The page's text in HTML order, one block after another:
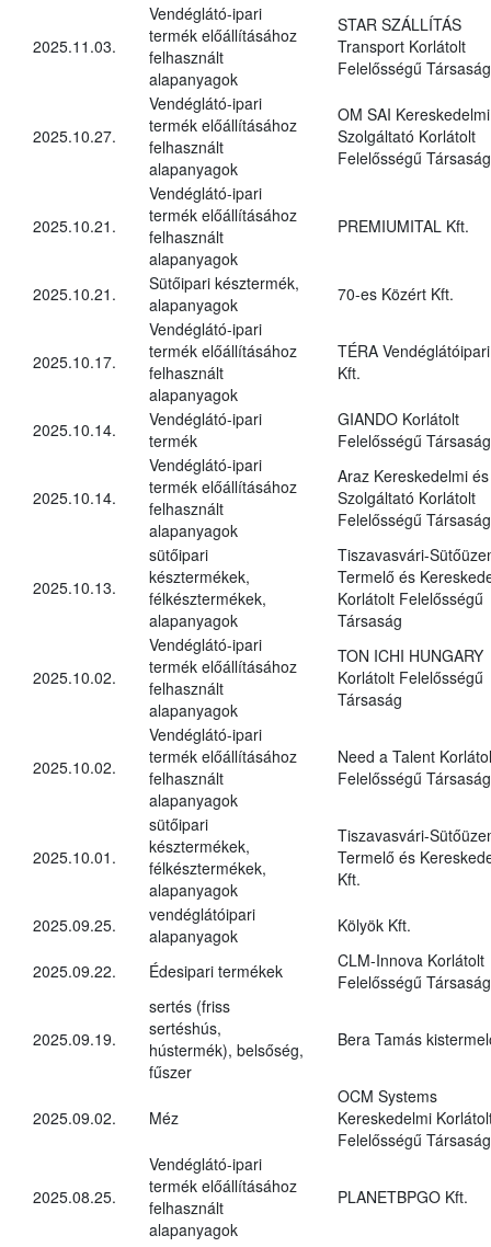
2025.11.03.
Vendéglátó-ipari
termék előállításához
felhasznált
alapanyagok
STAR SZÁLLÍTÁS
Transport Korlátolt
Felelősségű Társaság
2025.10.27.
Vendéglátó-ipari
termék előállításához
felhasznált
alapanyagok
OM SAI
Szolgáltató Korlátolt
Felelősségű Társaság
2025.10.21.
Vendéglátó-ipari
termék előállításához
felhasznált
alapanyagok
PREMIUMITAL Kft.
2025.10.21.
Sütőipari késztermék,
alapanyagok
70-es Közért Kft.
2025.10.17.
Vendéglátó-ipari
termék előállításához
felhasznált
alapanyagok
TÉRA Vendéglátóipari
Kft.
2025.10.14.
Vendéglátó-ipari
termék
GIANDO Korlátolt
Felelősségű Társaság
2025.10.14.
Vendéglátó-ipari
termék előállításához
felhasznált
alapanyagok
Araz Kereskedelmi és
Szolgáltató Korlátolt
Felelősségű Társaság
2025.10.13.
sütőipari
késztermékek,
félkésztermékek,
alapanyagok
Tiszavasvári-
Termelő és
Korlátolt Felelősségű
Társaság
2025.10.02.
Vendéglátó-ipari
termék előállításához
felhasznált
alapanyagok
TON ICHI HUNGARY
Korlátolt Felelősségű
Társaság
2025.10.02.
Vendéglátó-ipari
termék előállításához
felhasznált
alapanyagok
Need a Talent
Felelősségű Társaság
2025.10.01.
sütőipari
késztermékek,
félkésztermékek,
alapanyagok
Tiszavasvári-
Termelő és
Kft.
2025.09.25.
vendéglátóipari
alapanyagok
Kölyök Kft.
2025.09.22. Édesipari termékek
CLM-Innova Korlátolt
Felelősségű Társaság
2025.09.19.
sertés (friss
sertéshús,
hústermék), belsőség,
fűszer
Bera Tamás
2025.09.02. Méz
OCM Systems
Kereskedelmi
Felelősségű Társaság
2025.08.25.
Vendéglátó-ipari
termék előállításához
felhasznált
alapanyagok
PLANETBPGO Kft.